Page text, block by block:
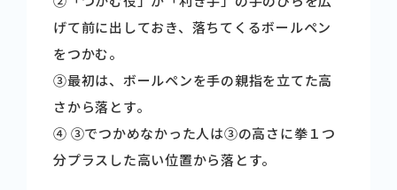
げて前に出しておき、落ちてくるボールペン
をつかむ。
➂最初は、ボールペンを手の親指を立てた高
さから落とす。
➃ ➂でつかめなかった人は➂の高さに拳１つ
分プラスした高い位置から落とす。